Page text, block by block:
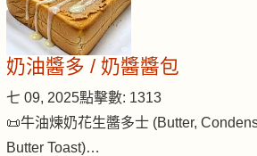
奶油醬多 / 奶醬醬包
七 09, 2025點擊數: 1313
📜牛油煉奶花生醬多士 (Butter,
Butter Toast)…